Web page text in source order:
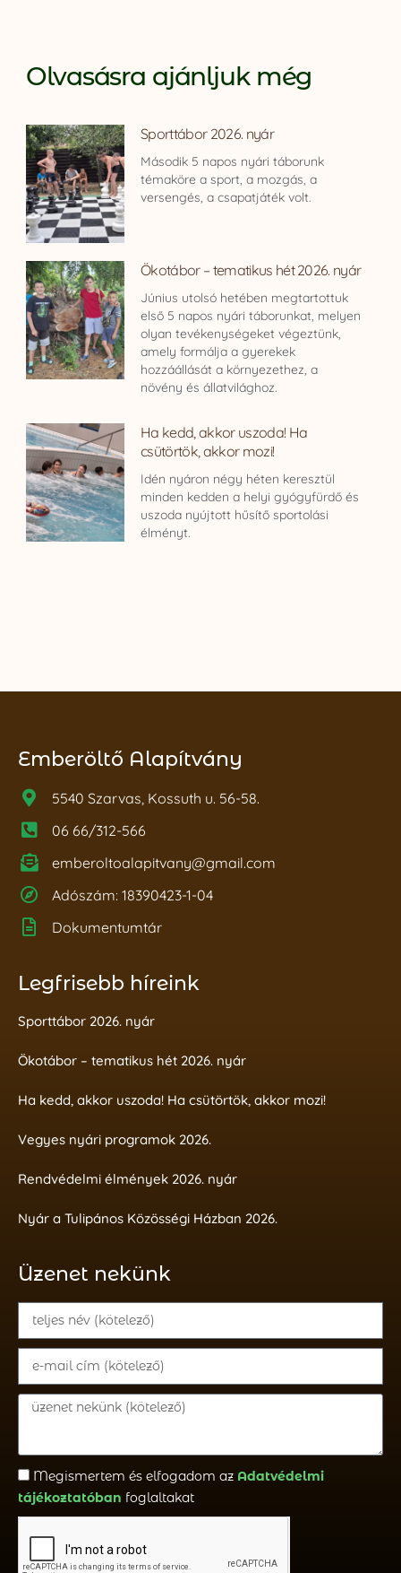
Olvasásra ajánljuk még
Sporttábor 2026. nyár
Második 5 napos nyári táborunk
témaköre a sport, a mozgás, a
versengés, a csapatjáték volt.
Ökotábor – tematikus hét 2026. nyár
Június utolsó hetében megtartottuk
első 5 napos nyári táborunkat, melyen
olyan tevékenységeket végeztünk,
amely formálja a gyerekek
hozzáállását a környezethez, a
növény és állatvilághoz.
Ha kedd, akkor uszoda! Ha
csütörtök, akkor mozi!
Idén nyáron négy héten keresztül
minden kedden a helyi gyógyfürdő és
uszoda nyújtott hűsítő sportolási
élményt.
Emberöltő Alapítvány
5540 Szarvas, Kossuth u. 56-58.
06 66/312-566
emberoltoalapitvany@gmail.com
Adószám: 18390423-1-04
Dokumentumtár
Legfrisebb híreink
Sporttábor 2026. nyár
Ökotábor – tematikus hét 2026. nyár
Ha kedd, akkor uszoda! Ha csütörtök, akkor mozi!
Vegyes nyári programok 2026.
Rendvédelmi élmények 2026. nyár
Nyár a Tulipános Közösségi Házban 2026.
Üzenet nekünk
Megismertem és elfogadom az Adatvédelmi
tájékoztatóban foglaltakat